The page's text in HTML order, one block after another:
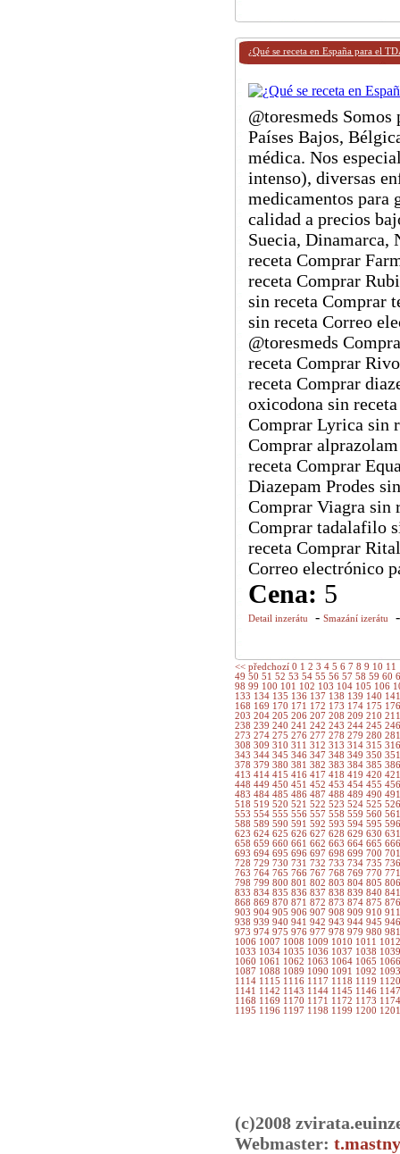
¿Qué se receta en España para el
@toresmeds
Países Bajos,
médica. Nos
intenso), diversas
medicamentos para
calidad a precios
Suecia, Dinamarca,
receta Comprar
receta Comprar
sin receta Comprar
sin receta Correo
@toresmeds
receta Comprar
receta Comprar
oxicodona sin
Comprar Lyrica sin
Comprar
receta Comprar
Diazepam Prodes
Comprar Viagra sin
Comprar tadalafilo
receta Comprar
Correo electrónico
Cena: 5
Detail inzerátu - Smazání izerátu
<< předchozí 0 1 2 3 4 5 6 7 8 9 10 11
49 50 51 52 53 54 55 56 57 58 59 60
98 99 100 101 102 103 104 105 106
133 134 135 136 137 138 139 140
168 169 170 171 172 173 174 175
203 204 205 206 207 208 209 210
238 239 240 241 242 243 244 245
273 274 275 276 277 278 279 280
308 309 310 311 312 313 314 315
343 344 345 346 347 348 349 350
378 379 380 381 382 383 384 385
413 414 415 416 417 418 419 420
448 449 450 451 452 453 454 455
483 484 485 486 487 488 489 490
518 519 520 521 522 523 524 525
553 554 555 556 557 558 559 560
588 589 590 591 592 593 594 595
623 624 625 626 627 628 629 630
658 659 660 661 662 663 664 665
693 694 695 696 697 698 699 700
728 729 730 731 732 733 734 735
763 764 765 766 767 768 769 770
798 799 800 801 802 803 804 805
833 834 835 836 837 838 839 840
868 869 870 871 872 873 874 875
903 904 905 906 907 908 909 910
938 939 940 941 942 943 944 945
973 974 975 976 977 978 979 980
1006 1007 1008 1009 1010 1011
1033 1034 1035 1036 1037 1038
1060 1061 1062 1063 1064 1065
1087 1088 1089 1090 1091 1092
1114 1115 1116 1117 1118 1119
1141 1142 1143 1144 1145 1146
1168 1169 1170 1171 1172 1173
1195 1196 1197 1198 1199 1200
(c)2008
Webmaster: